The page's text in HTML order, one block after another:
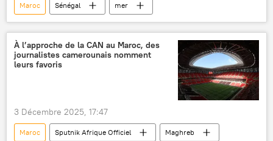
Maroc Sénégal mer
À l’approche de la CAN au Maroc, des
journalistes camerounais nomment
leurs favoris
3 Décembre 2025, 17:47
Maroc Sputnik Afrique Officiel Maghreb